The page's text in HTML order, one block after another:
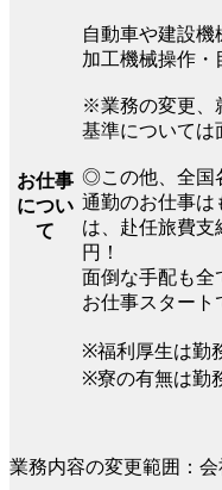
お仕事
につい
て
自動車や建設
加工機械操作・
※業務の変更、
基準については
◎この他、全国
通勤のお仕事は
は、赴任旅費支
円！
面倒な手配も全
お仕事スタート
※福利厚生は勤
※寮の有無は勤
業務内容の変更範囲：